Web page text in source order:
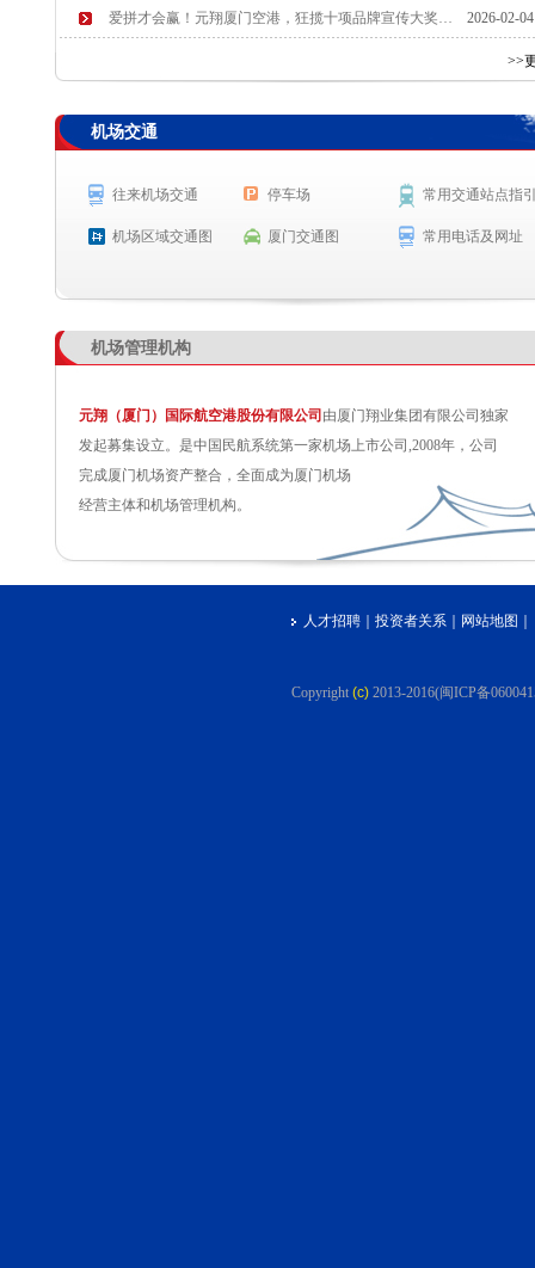
航空公司
爱拼才会赢！元翔厦门空港，狂揽十项品牌宣传大奖… 2026-02-
>>
机场交通
往来机场交通 停车场 常用交通站点指
机场区域交通图 厦门交通图 常用电话及网址
机场管理机构
元翔（厦门）国际航空港股份有限公司 由厦门翔业集团有限公司独家
发起募集设立。是中国民航系统第一家机场上市公司,2008年，公司
完成厦门机场资产整合，全面成为厦门机场
经营主体和机场管理机构。
人才招聘 投资者关系 网站地图
Copyright (c) 2013-2016(闽ICP备